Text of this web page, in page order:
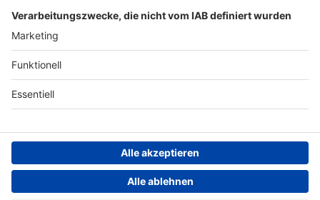
Teilnahmebedingungen
Grounding Page ANTENNE
BAYERN
Datenschutz­erklärung
einstellungen
Persönliche Datenkontrolle